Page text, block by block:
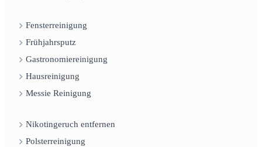
Fensterreinigung
Frühjahrsputz
Gastronomiereinigung
Hausreinigung
Messie Reinigung
Nikotingeruch entfernen
Polsterreinigung